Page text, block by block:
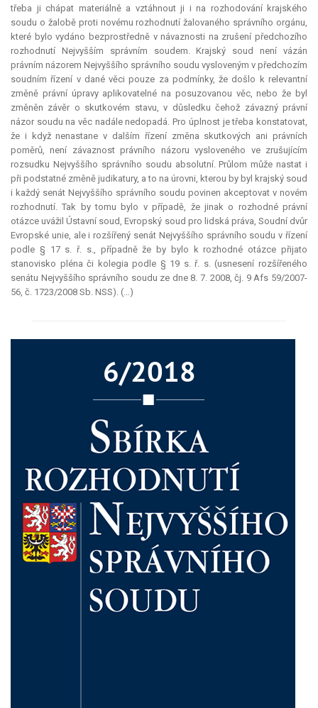
třeba ji chápat materiálně a vztáhnout ji i na rozhodování krajského
soudu o žalobě proti novému rozhodnutí žalovaného správního orgánu,
které bylo vydáno bezprostředně v návaznosti na zrušení předchozího
rozhodnutí Nejvyšším správním soudem. Krajský soud není vázán
právním názorem Nejvyššího správního soudu vysloveným v předchozím
soudním řízení v dané věci pouze za podmínky, že došlo k relevantní
změně právní úpravy aplikovatelné na posuzovanou věc, nebo že byl
změněn závěr o skutkovém stavu, v důsledku čehož závazný právní
názor soudu na věc nadále nedopadá. Pro úplnost je třeba konstatovat,
že i když nenastane v dalším řízení změna skutkových ani právních
poměrů, není závaznost právního názoru vysloveného ve zrušujícím
rozsudku Nejvyššího správního soudu absolutní. Průlom může nastat i
při podstatné změně judikatury, a to na úrovni, kterou by byl krajský soud
i každý senát Nejvyššího správního soudu povinen akceptovat v novém
rozhodnutí. Tak by tomu bylo v případě, že jinak o rozhodné právní
otázce uvážil Ústavní soud, Evropský soud pro lidská práva, Soudní dvůr
Evropské unie, ale i rozšířený senát Nejvyššího správního soudu v řízení
podle § 17 s. ř. s., případně že by bylo k rozhodné otázce přijato
stanovisko pléna či kolegia podle § 19 s. ř. s. (usnesení rozšířeného
senátu Nejvyššího správního soudu ze dne 8. 7. 2008, čj. 9 Afs 59/2007-
56, č. 1723/2008 Sb. NSS). (…)